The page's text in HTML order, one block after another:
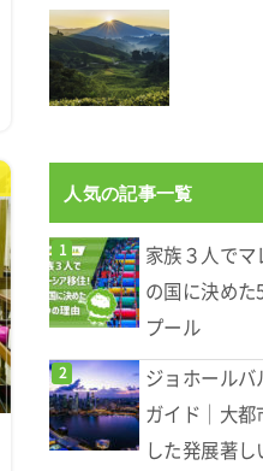
人気の記事一覧
家族３人で
の国に決め
プール
ジョホール
ガイド｜大
した発展著